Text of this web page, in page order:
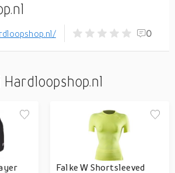
0
Hardloopshop.nl
Falke W Shortsleeved